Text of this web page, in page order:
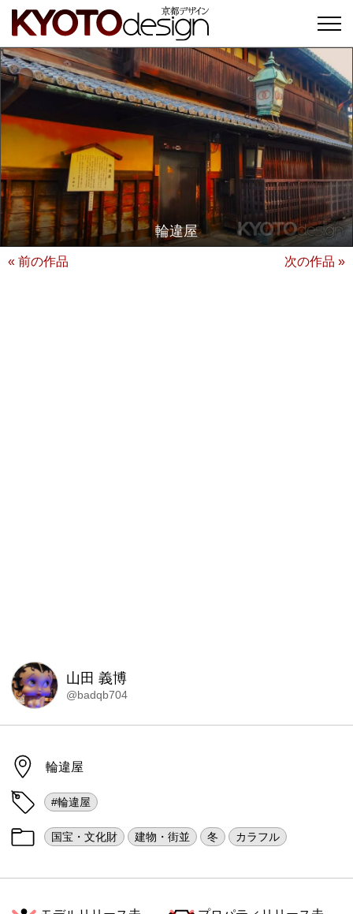
輪違屋
« 前の作品 次の作品 »
山田 義博
@badqb704
輪違屋
#輪違屋
国宝・文化財 建物・街並 冬 カラフル